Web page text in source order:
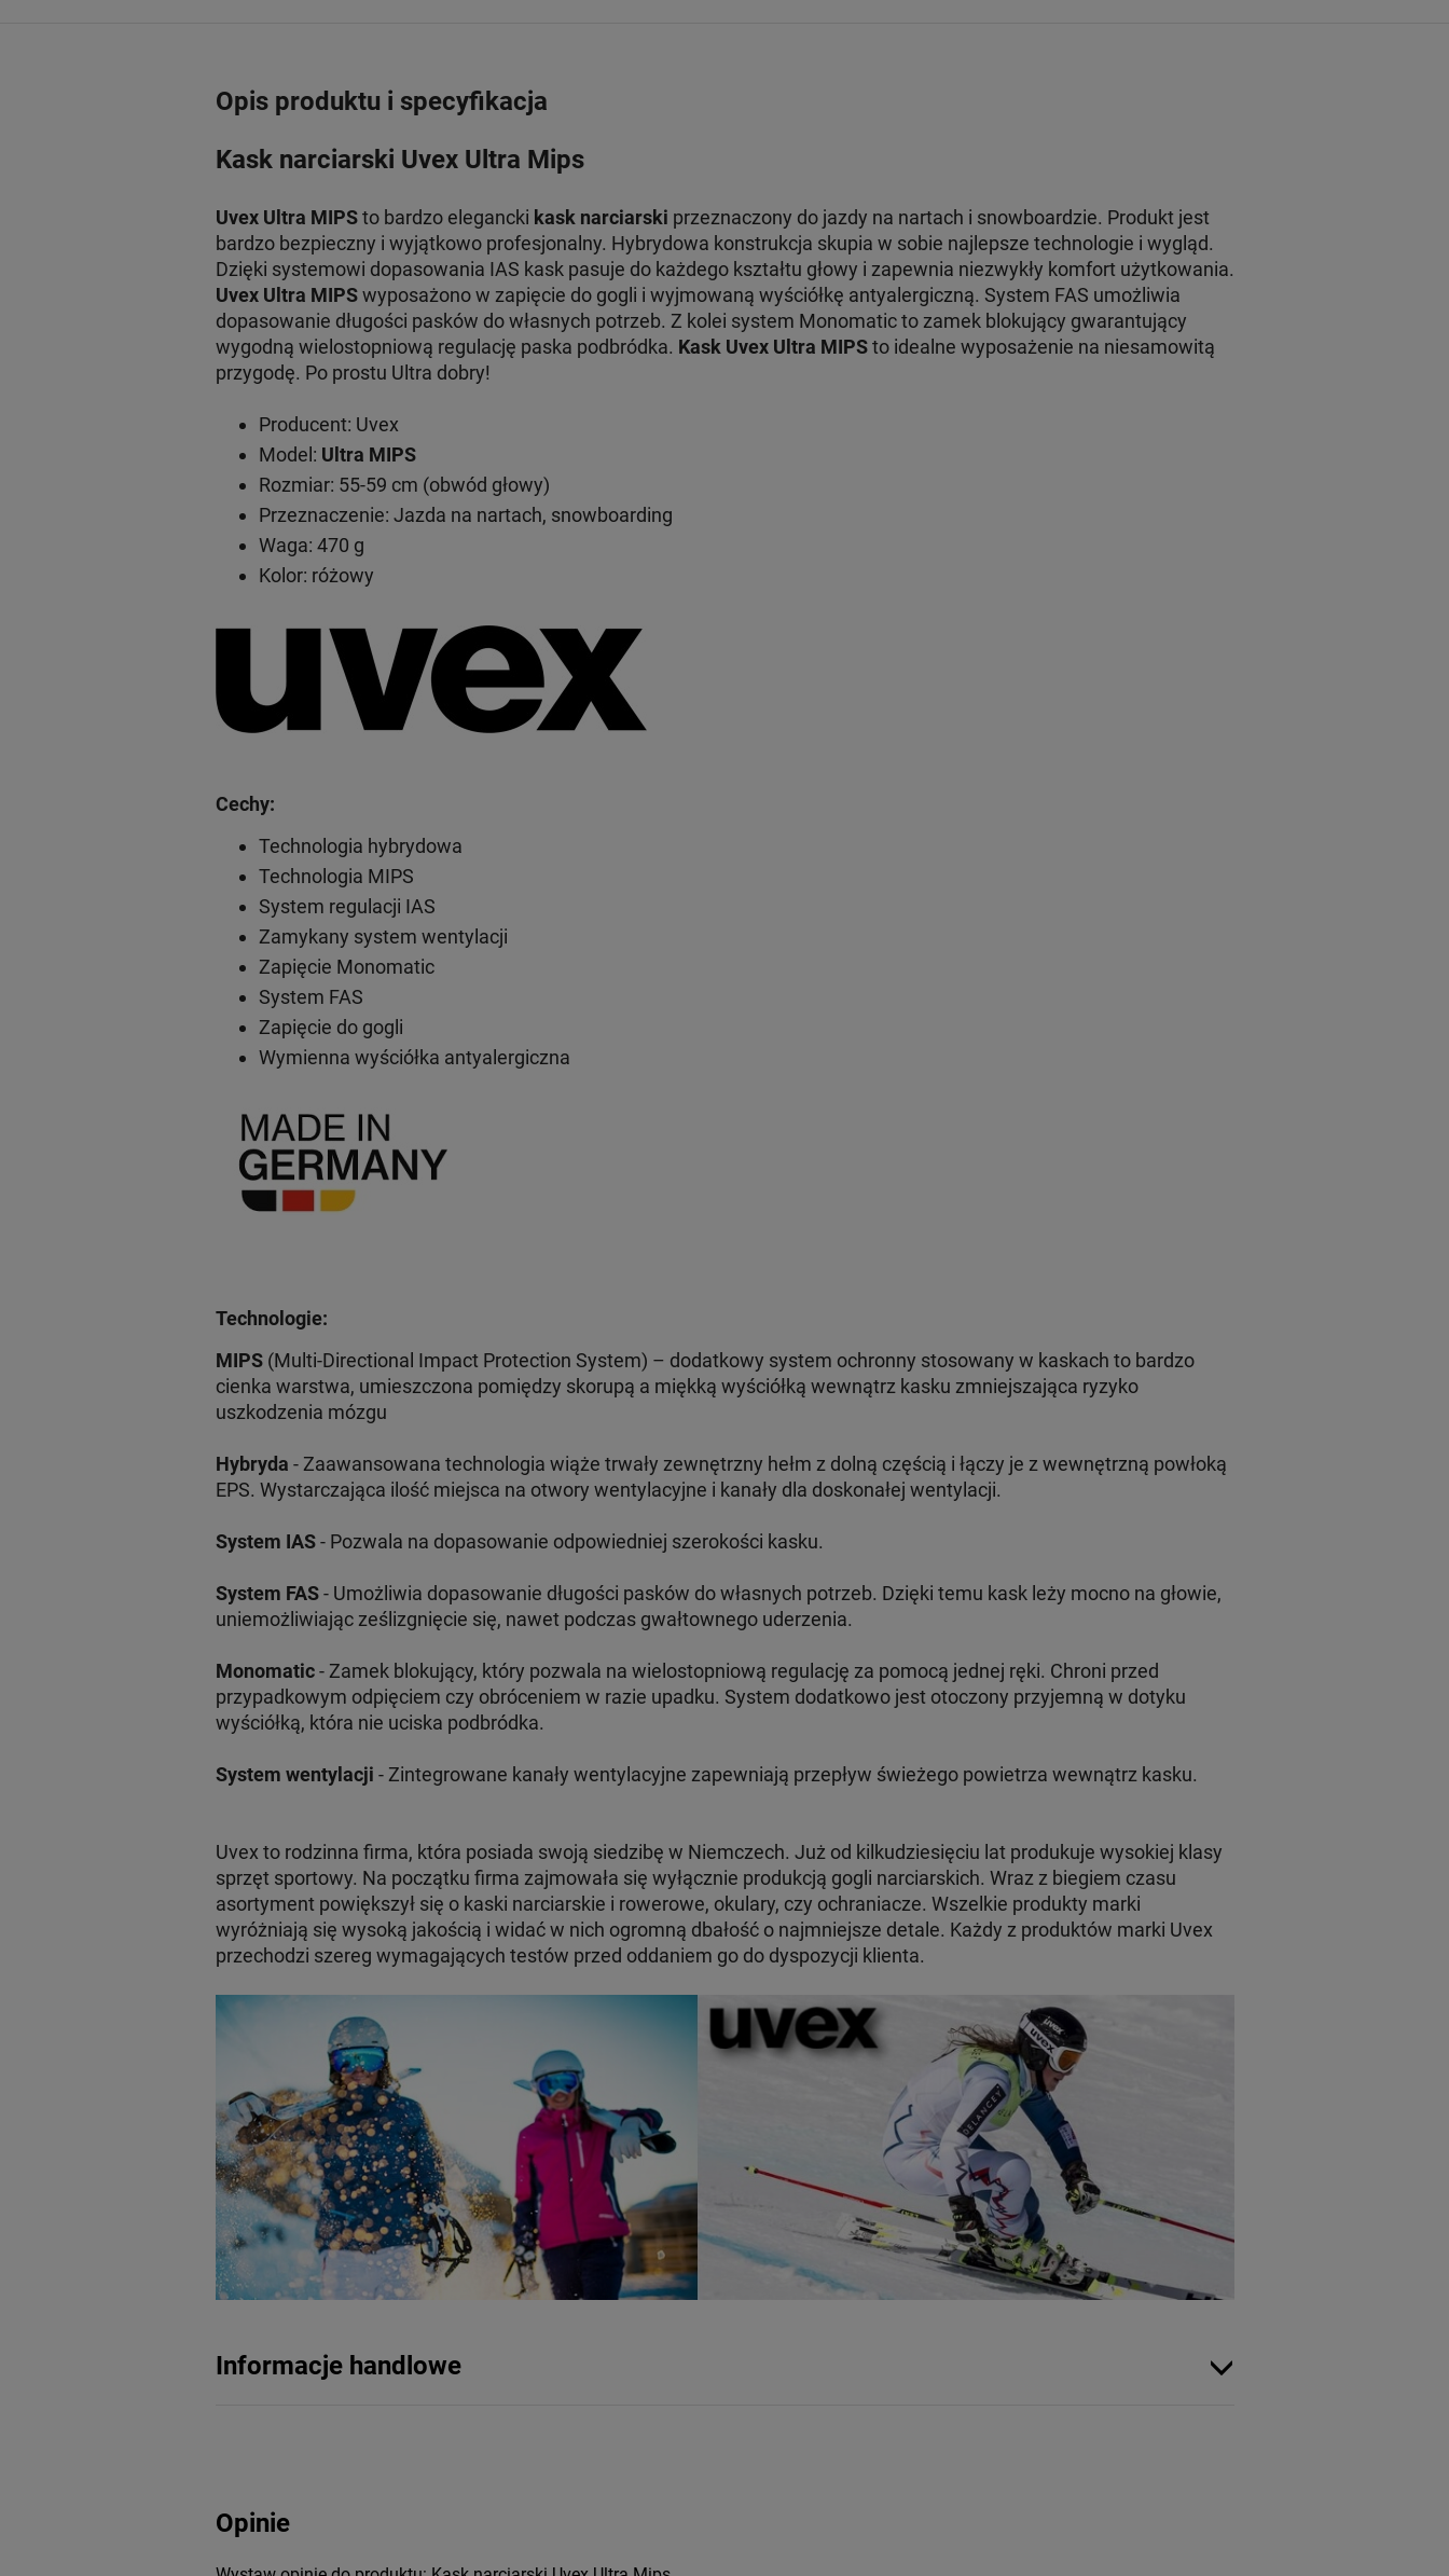
Opis produktu i specyfikacja
Kask narciarski Uvex Ultra Mips
Uvex Ultra MIPSto bardzo elegancki kask narciarski przeznaczony do jazdy na nartach i snowboardzie. Produkt jest
bardzo bezpieczny i wyjątkowo profesjonalny. Hybrydowa konstrukcja skupia w sobie najlepsze technologie i wygląd.
Dzięki systemowi dopasowania IAS kask pasuje do każdego kształtu głowy i zapewnia niezwykły komfort użytkowania.
Uvex Ultra MIPSwyposażono w zapięcie do gogli i wyjmowaną wyściółkę antyalergiczną. System FAS umożliwia
dopasowanie długości pasków do własnych potrzeb. Z kolei system Monomatic to zamek blokujący gwarantujący
wygodną wielostopniową regulację paska podbródka. Kask Uvex Ultra MIPSto idealne wyposażenie na niesamowitą
przygodę. Po prostu Ultra dobry!
Producent: Uvex
Model: Ultra MIPS
Rozmiar: 55-59 cm (obwód głowy)
Przeznaczenie: Jazda na nartach, snowboarding
Waga: 470 g
Kolor: różowy
Cechy:
Technologia hybrydowa
Technologia MIPS
System regulacji IAS
Zamykany system wentylacji
Zapięcie Monomatic
System FAS
Zapięcie do gogli
Wymienna wyściółka antyalergiczna
Technologie:
MIPS (Multi-Directional Impact Protection System) – dodatkowy system ochronny stosowany w kaskach to bardzo
cienka warstwa, umieszczona pomiędzy skorupą a miękką wyściółką wewnątrz kasku zmniejszająca ryzyko
uszkodzenia mózgu
Hybryda - Zaawansowana technologia wiąże trwały zewnętrzny hełm z dolną częścią i łączy je z wewnętrzną powłoką
EPS. Wystarczająca ilość miejsca na otwory wentylacyjne i kanały dla doskonałej wentylacji.
System IAS- Pozwala na dopasowanie odpowiedniej szerokości kasku.
System FAS- Umożliwia dopasowanie długości pasków do własnych potrzeb. Dzięki temu kask leży mocno na głowie,
uniemożliwiając ześlizgnięcie się, nawet podczas gwałtownego uderzenia.
Monomatic- Zamek blokujący, który pozwala na wielostopniową regulację za pomocą jednej ręki. Chroni przed
przypadkowym odpięciem czy obróceniem w razie upadku. System dodatkowo jest otoczony przyjemną w dotyku
wyściółką, która nie uciska podbródka.
System wentylacji - Zintegrowane kanały wentylacyjne zapewniają przepływ świeżego powietrza wewnątrz kasku.
Uvex to rodzinna firma, która posiada swoją siedzibę w Niemczech. Już od kilkudziesięciu lat produkuje wysokiej klasy
sprzęt sportowy. Na początku firma zajmowała się wyłącznie produkcją gogli narciarskich. Wraz z biegiem czasu
asortyment powiększył się o kaski narciarskie i rowerowe, okulary, czy ochraniacze. Wszelkie produkty marki
wyróżniają się wysoką jakością i widać w nich ogromną dbałość o najmniejsze detale. Każdy z produktów marki Uvex
przechodzi szereg wymagających testów przed oddaniem go do dyspozycji klienta.
Informacje handlowe
Opinie